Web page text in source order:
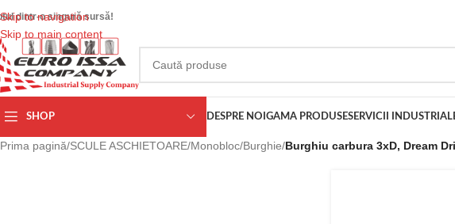
Skip to navigation
Skip to main content
dintr-o singură sursă!
SHOP DESPRE NOI GAMA PRODUSESERVICII
Prima pagină/SCULE ASCHIETOARE/Monobloc/Burghie/Burghiu carbura 3xD, Dream